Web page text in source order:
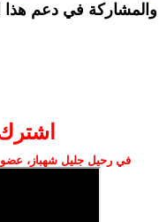
والمشاركة في دعم هذا
في رحيل جليل شهباز، عضو